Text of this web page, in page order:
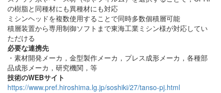
の樹脂と同種材にも異種材にも対応
ミシンヘッドを複数使用することで同時多数個積層可能
積層装置から専用制御ソフトまで東海工業ミシン様が対応してい
ただける
必要な連携先
・素材開発メーカ，金型製作メーカ，プレス成形メーカ，各種部
品成形メーカ，研究機関，等
技術のWEBサイト
https://www.pref.hiroshima.lg.jp/soshiki/27/tanso-pj.html